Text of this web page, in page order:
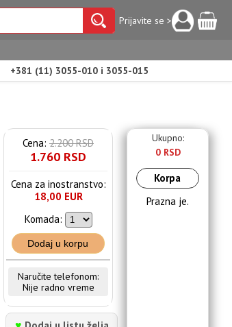
Prijavite se >
+381 (11) 3055-010 i 3055-015
Cena: 2.200 RSD
1.760 RSD
Cena za inostranstvo:
18,00 EUR
Komada:
Dodaj u korpu
Naručite telefonom:
Nije radno vreme
Ukupno:
0 RSD
Korpa
Prazna je.